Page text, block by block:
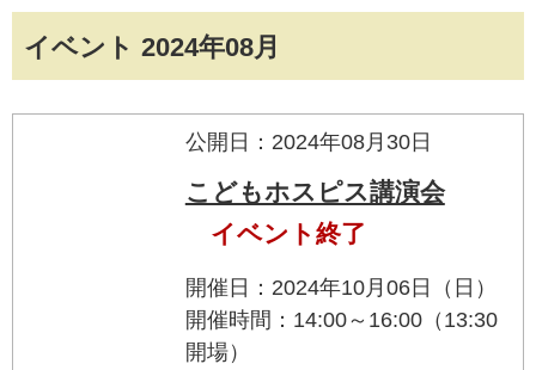
イベント 2024年08月
公開日：2024年08月30日
こどもホスピス講演会
イベント終了
開催日：2024年10月06日（日）
開催時間：14:00～16:00（13:30
開場）